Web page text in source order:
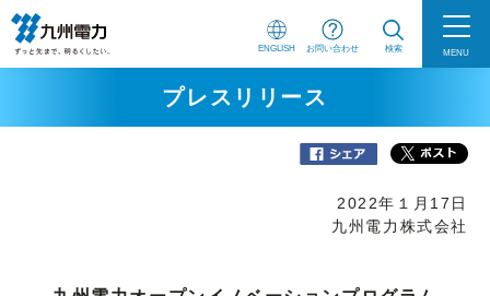
ENGLISH お問い合わせ 検索 MENU
プレスリリース
2022年１月17日
九州電力株式会社